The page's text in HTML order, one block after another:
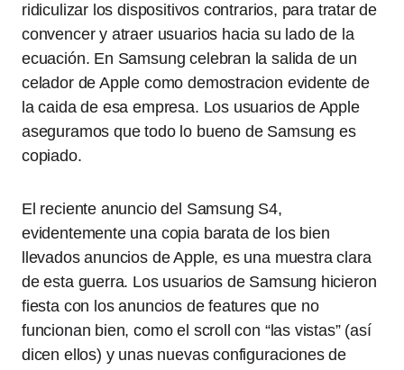
ridiculizar los dispositivos contrarios, para tratar de
convencer y atraer usuarios hacia su lado de la
ecuación. En Samsung celebran la salida de un
celador de Apple como demostracion evidente de
la caida de esa empresa. Los usuarios de Apple
aseguramos que todo lo bueno de Samsung es
copiado.
El reciente anuncio del Samsung S4,
evidentemente una copia barata de los bien
llevados anuncios de Apple, es una muestra clara
de esta guerra. Los usuarios de Samsung hicieron
fiesta con los anuncios de features que no
funcionan bien, como el scroll con “las vistas” (así
dicen ellos) y unas nuevas configuraciones de